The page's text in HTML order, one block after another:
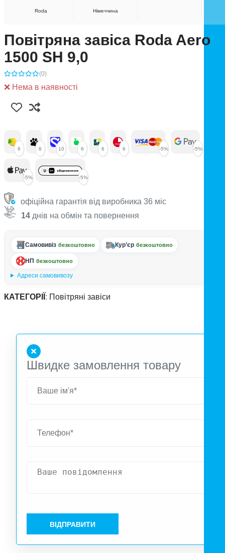
Roda Німеччина
Повітряна завіса Roda Aero
1500 SH 9,0
(0)
❌ Нема в наявності
6 8 10 6 6 6 -5% -5%
-5% -5%
офіційна гарантія від виробника 36 міс
14 днів на обмін та повернення
Самовивіз безкоштовно Кур’єр безкоштовно
НП безкоштовно
Адреси самовивозу
КАТЕГОРІЇ : Повітряні завіси
Швидке замовлення товару
ВІДПРАВИТИ